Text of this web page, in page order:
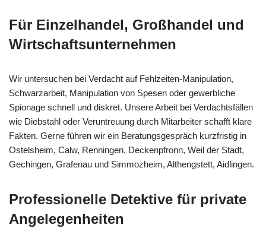
Für Einzelhandel, Großhandel und
Wirtschaftsunternehmen
Wir untersuchen bei Verdacht auf Fehlzeiten-Manipulation,
Schwarzarbeit, Manipulation von Spesen oder gewerbliche
Spionage schnell und diskret. Unsere Arbeit bei Verdachtsfällen
wie Diebstahl oder Veruntreuung durch Mitarbeiter schafft klare
Fakten. Gerne führen wir ein Beratungsgespräch kurzfristig in
Ostelsheim, Calw, Renningen, Deckenpfronn, Weil der Stadt,
Gechingen, Grafenau und Simmozheim, Althengstett, Aidlingen.
Professionelle Detektive für private
Angelegenheiten